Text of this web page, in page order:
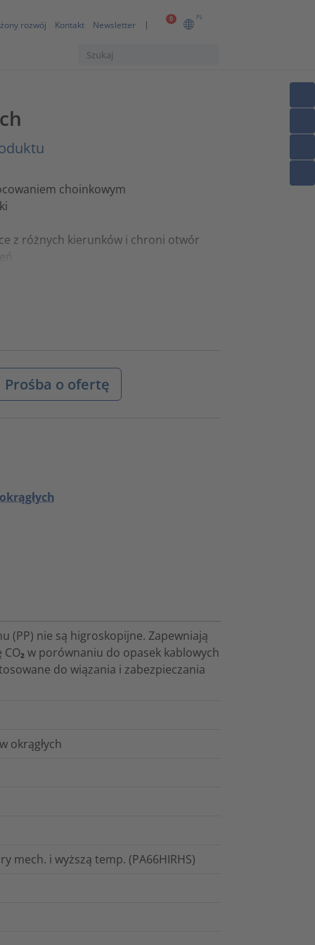
0 PL
rozwój Kontakt Newsletter
choinkowym
z różnych kierunków i chroni otwór
Prośba o ofertę
(PP) nie są higroskopijne. Zapewniają
w porównaniu do opasek kablowych
do wiązania i zabezpieczania
okrągłych
mech. i wyższą temp. (PA66HIRHS)